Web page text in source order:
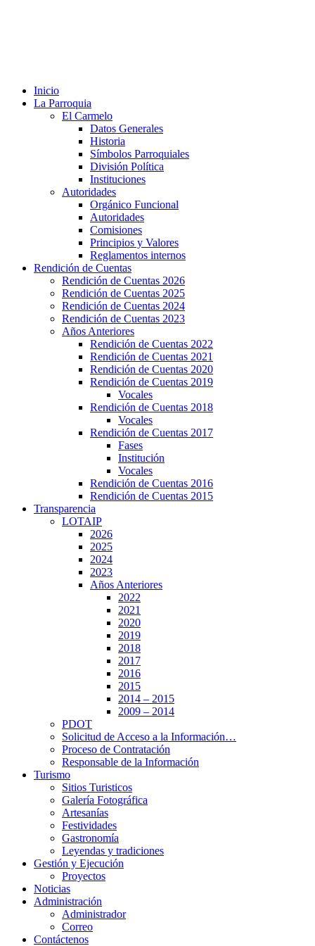
Inicio
La Parroquia
El Carmelo
Datos Generales
Historia
Símbolos Parroquiales
División Política
Instituciones
Autoridades
Orgánico Funcional
Autoridades
Comisiones
Principios y Valores
Reglamentos internos
Rendición de Cuentas
Rendición de Cuentas 2026
Rendición de Cuentas 2025
Rendición de Cuentas 2024
Rendición de Cuentas 2023
Años Anteriores
Rendición de Cuentas 2022
Rendición de Cuentas 2021
Rendición de Cuentas 2020
Rendición de Cuentas 2019
Vocales
Rendición de Cuentas 2018
Vocales
Rendición de Cuentas 2017
Fases
Institución
Vocales
Rendición de Cuentas 2016
Rendición de Cuentas 2015
Transparencia
LOTAIP
2026
2025
2024
2023
Años Anteriores
2022
2021
2020
2019
2018
2017
2016
2015
2014 – 2015
2009 – 2014
PDOT
Solicitud de Acceso a la Información…
Proceso de Contratación
Responsable de la Información
Turismo
Sitios Turisticos
Galería Fotográfica
Artesanías
Festividades
Gastronomía
Leyendas y tradiciones
Gestión y Ejecución
Proyectos
Noticias
Administración
Administrador
Correo
Contáctenos